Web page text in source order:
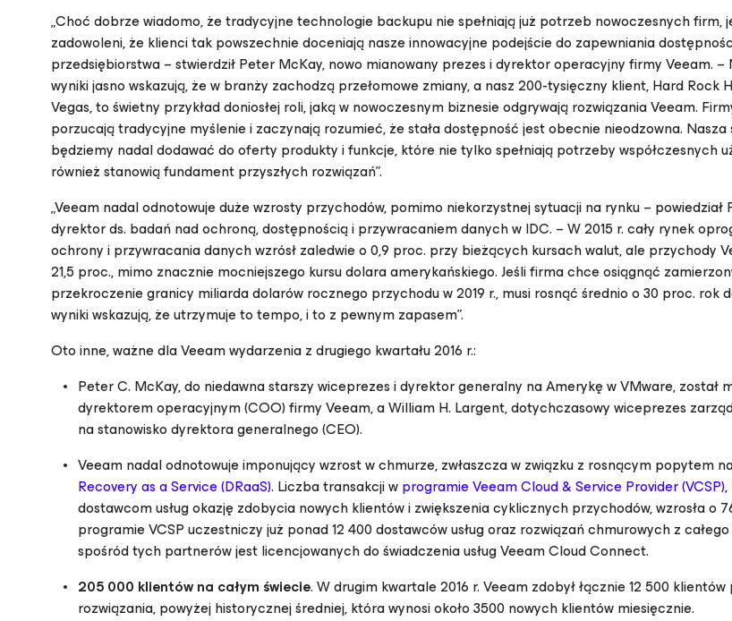
„Choć dobrze wiadomo, że tradycyjne technologie backupu nie spełniają już potrzeb nowoczesnych firm,
zadowoleni, że klienci tak powszechnie doceniają nasze innowacyjne podejście do zapewniania
przedsiębiorstwa – stwierdził Peter McKay, nowo mianowany prezes i dyrektor operacyjny firmy Veeam. –
wyniki jasno wskazują, że w branży zachodzą przełomowe zmiany, a nasz 200-tysięczny klient, Hard Rock
Vegas, to świetny przykład doniosłej roli, jaką w nowoczesnym biznesie odgrywają rozwiązania Veeam.
porzucają tradycyjne myślenie i zaczynają rozumieć, że stała dostępność jest obecnie nieodzowna.
będziemy nadal dodawać do oferty produkty i funkcje, które nie tylko spełniają potrzeby współczesnych
również stanowią fundament przyszłych rozwiązań”.
„Veeam nadal odnotowuje duże wzrosty przychodów, pomimo niekorzystnej sytuacji na rynku – powiedział
dyrektor ds. badań nad ochroną, dostępnością i przywracaniem danych w IDC. – W 2015 r. cały rynek
ochrony i przywracania danych wzrósł zaledwie o 0,9 proc. przy bieżących kursach walut, ale przychody
21,5 proc., mimo znacznie mocniejszego kursu dolara amerykańskiego. Jeśli firma chce osiągnąć
przekroczenie granicy miliarda dolarów rocznego przychodu w 2019 r., musi rosnąć średnio o 30 proc. rok
wyniki wskazują, że utrzymuje to tempo, i to z pewnym zapasem”.
Oto inne, ważne dla Veeam wydarzenia z drugiego kwartału 2016 r.:
Peter C. McKay, do niedawna starszy wiceprezes i dyrektor generalny na Amerykę w VMware, został
dyrektorem operacyjnym (COO) firmy Veeam, a William H. Largent, dotychczasowy wiceprezes
na stanowisko dyrektora generalnego (CEO).
Veeam nadal odnotowuje imponujący wzrost w chmurze, zwłaszcza w związku z rosnącym popytem
Recovery as a Service (DRaaS). Liczba transakcji wprogramie Veeam Cloud & Service Provider (VCSP)
dostawcom usług okazję zdobycia nowych klientów i zwiększenia cyklicznych przychodów, wzrosła o
programie VCSP uczestniczy już ponad 12 400 dostawców usług oraz rozwiązań chmurowych z
spośród tych partnerów jest licencjowanych do świadczenia usług Veeam Cloud Connect.
205 000 klientów na całym świecie. W drugim kwartale 2016 r. Veeam zdobył łącznie 12 500
rozwiązania, powyżej historycznej średniej, która wynosi około 3500 nowych klientów miesięcznie.